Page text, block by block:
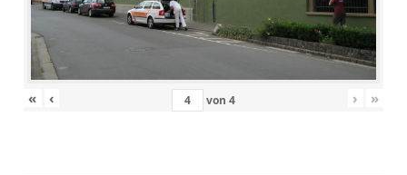
« ‹ von 4 › »